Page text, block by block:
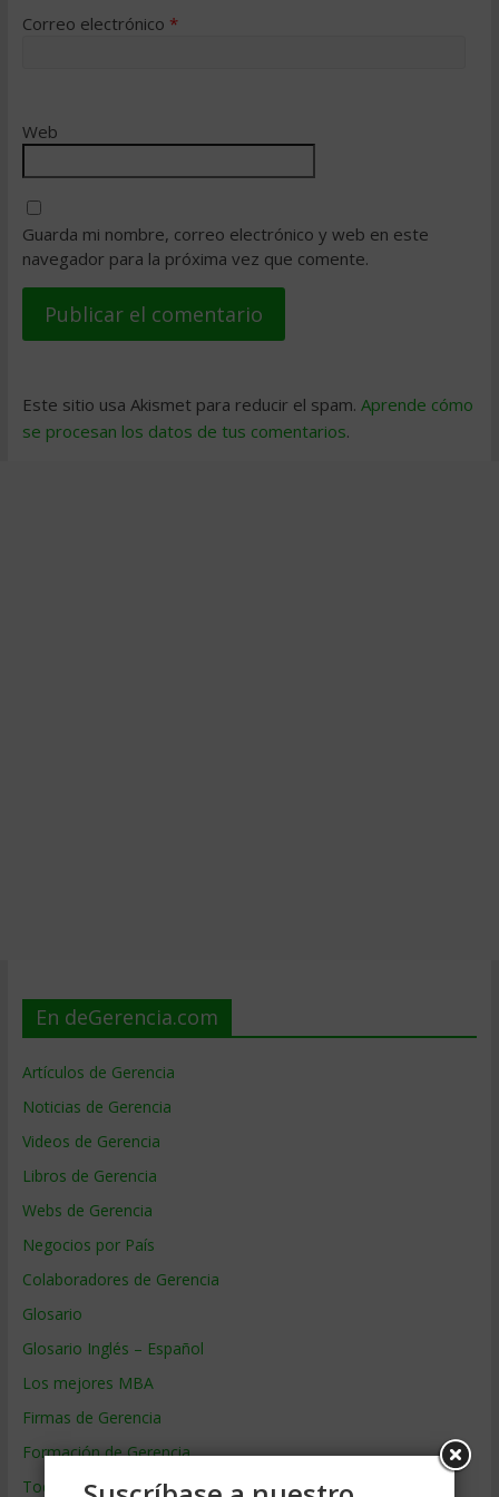
Correo electrónico *
Web
Guarda mi nombre, correo electrónico y web en este
navegador para la próxima vez que comente.
Este sitio usa Akismet para reducir el spam. Aprende cómo
se procesan los datos de tus comentarios.
En deGerencia.com
Artículos de Gerencia
Noticias de Gerencia
Videos de Gerencia
Libros de Gerencia
Webs de Gerencia
Negocios por País
Colaboradores de Gerencia
Glosario
Glosario Inglés – Español
Los mejores MBA
Firmas de Gerencia
Formación de Gerencia
Todos los Temas